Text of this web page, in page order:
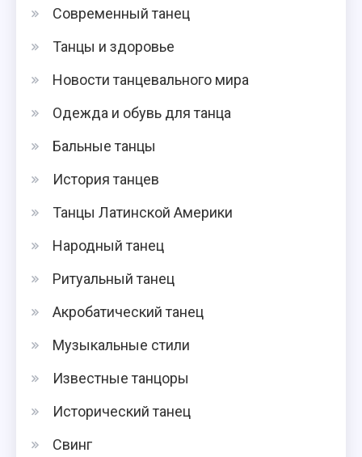
Современный танец
Танцы и здоровье
Новости танцевального мира
Одежда и обувь для танца
Бальные танцы
История танцев
Танцы Латинской Америки
Народный танец
Ритуальный танец
Акробатический танец
Музыкальные стили
Известные танцоры
Исторический танец
Свинг